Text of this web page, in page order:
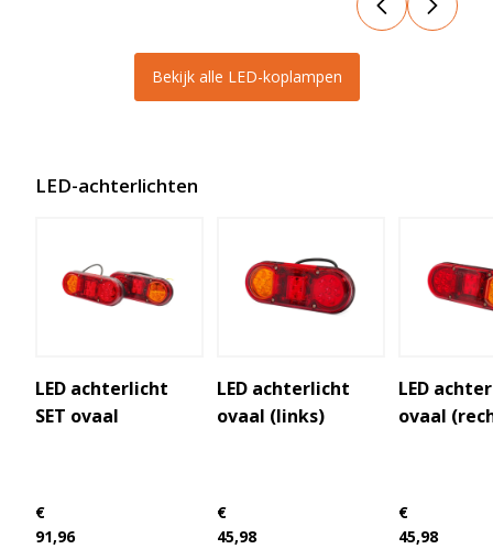
Bekijk alle LED-koplampen
LED-achterlichten
LED achterlicht
SET ovaal
€
91,96
LED achterlicht
ovaal (links)
€
45,98
LED
ovaal
€
45,98